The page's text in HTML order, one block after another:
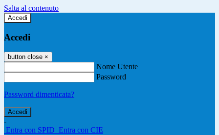
Salta al contenuto
Accedi
Accedi
button close ×
Nome Utente
Password
Password dimenticata?
-
Entra con SPID Entra con CIE